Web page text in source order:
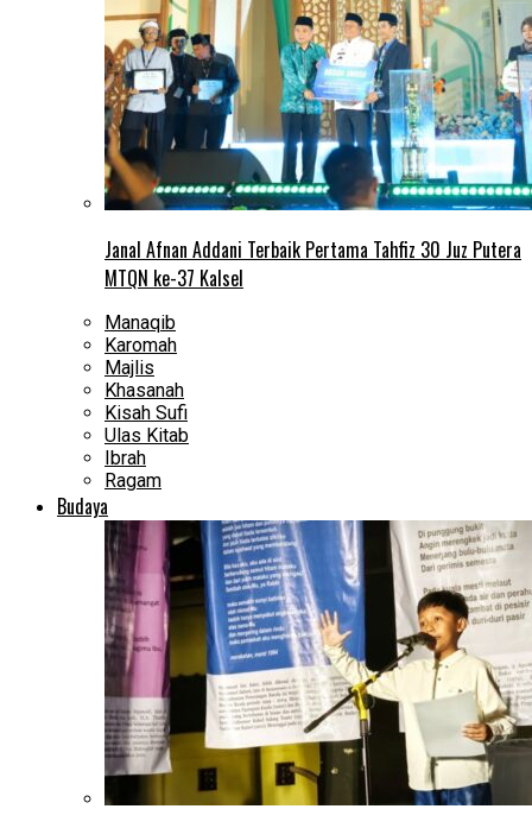
Janal Afnan Addani Terbaik Pertama Tahfiz 30 Juz Putera
MTQN ke-37 Kalsel
Manaqib
Karomah
Majlis
Khasanah
Kisah Sufi
Ulas Kitab
Ibrah
Ragam
Budaya